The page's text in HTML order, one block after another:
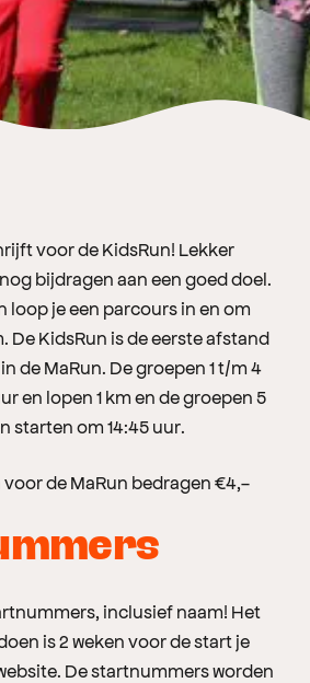
voor de KidsRun! Lekker
bijdragen aan een goed doel.
loop je een parcours in en om
De KidsRun is de eerste afstand
de MaRun. De groepen 1 t/m 4
en lopen 1 km en de groepen 5
starten om 14:45 uur.
de MaRun bedragen €4,-
inclusief naam! Het
is 2 weken voor de start je
De startnummers worden